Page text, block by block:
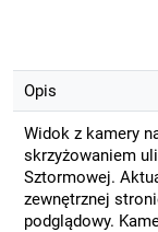
Opis
Widok z kamery
skrzyżowaniem
Sztormowej.
zewnętrznej
podglądowy.